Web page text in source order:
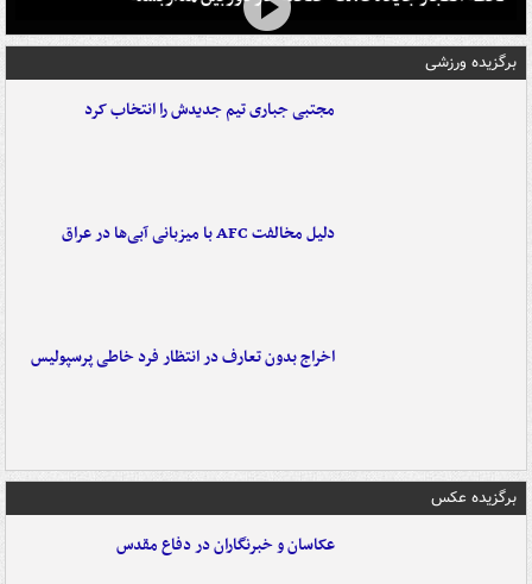
برگزیده ورزشی
مجتبی جباری تیم جدیدش را انتخاب کرد
دلیل مخالفت AFC با میزبانی آبی‌ها در عراق
اخراج بدون تعارف در انتظار فرد خاطی پرسپولیس
برگزیده عکس
عکاسان و خبرنگاران در دفاع مقدس